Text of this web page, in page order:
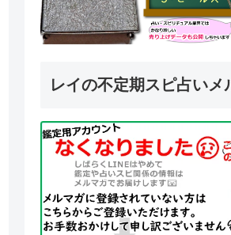
レイの不定期スピ占いメ